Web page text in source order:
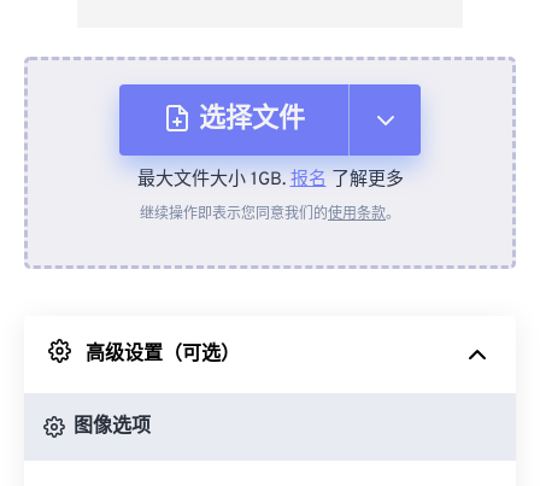
选择文件
从设备
来自 Google Drive
最大文件大小 1GB.报名了解更多
继续操作即表示您同意我们的使用条款。
高级设置（可选）
图像选项